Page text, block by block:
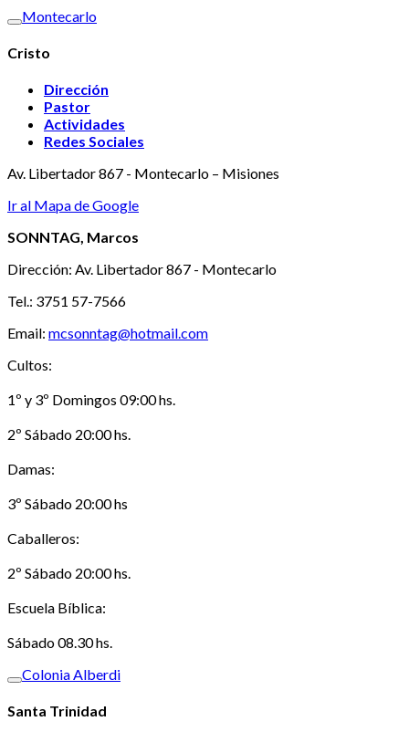
Montecarlo
Cristo
Dirección
Pastor
Actividades
Redes Sociales
Av. Libertador 867 - Montecarlo – Misiones
Ir al Mapa de Google
SONNTAG, Marcos
Dirección: Av. Libertador 867 - Montecarlo
Tel.: 3751 57-7566
Email: mcsonntag@hotmail.com
Cultos:
1º y 3º Domingos 09:00 hs.
2º Sábado 20:00 hs.
Damas:
3º Sábado 20:00 hs
Caballeros:
2º Sábado 20:00 hs.
Escuela Bíblica:
Sábado 08.30 hs.
Colonia Alberdi
Santa Trinidad